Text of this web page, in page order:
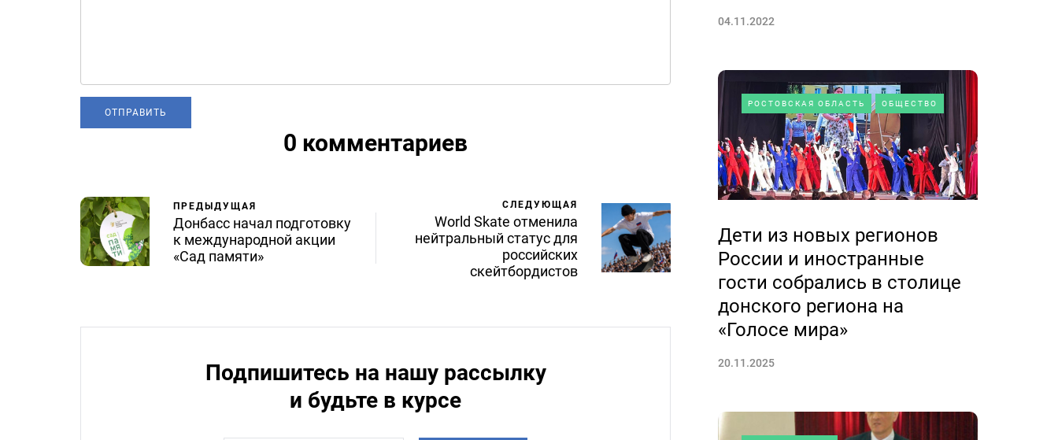
0 комментариев
ПРЕДЫДУЩАЯ
Донбасс начал подготовку
к международной акции
«Сад памяти»
СЛЕДУЮЩАЯ
World Skate отменила
нейтральный статус для
российских
скейтбордистов
Подпишитесь на нашу рассылку
и будьте в курсе
04.11.2022
РОСТОВСКАЯ ОБЛАСТЬ ОБЩЕСТВО
Дети из новых регионов
России и иностранные
гости собрались в столице
донского региона на
«Голосе мира»
20.11.2025